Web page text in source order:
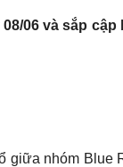
06 và sắp
giữa nhóm Blue